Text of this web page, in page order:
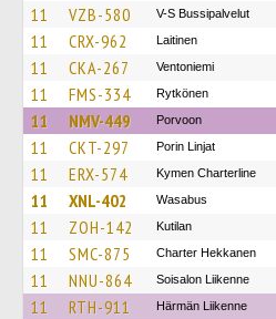
11 VZB-580 V-S Bussipalvelut
11 CRX-962 Laitinen
11 CKA-267 Ventoniemi
11 FMS-334 Rytkönen
11 NMV-449 Porvoon
11 CKT-297 Porin Linjat
11 ERX-574 Kymen Charterline
11 XNL-402 Wasabus
11 ZOH-142 Kutilan
11 SMC-875 Charter Hekkanen
11 NNU-864 Soisalon Liikenne
11 RTH-911 Härmän Liikenne